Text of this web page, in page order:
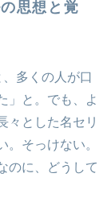
思想と覚
多くの人が口
」と。でも、よ
々とした名セリ
そっけない。
のに、どうして